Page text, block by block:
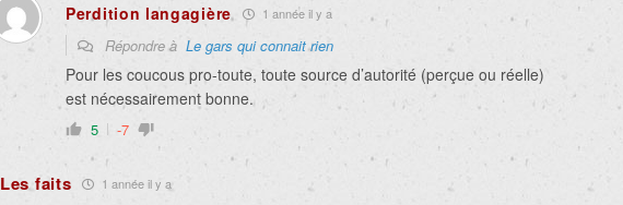
Perdition langagière 1 année il y a
Répondre à Le gars qui connait rien
Pour les coucous pro-toute, toute source d’autorité (perçue ou réelle)
est nécessairement bonne.
5 -7
Les faits 1 année il y a